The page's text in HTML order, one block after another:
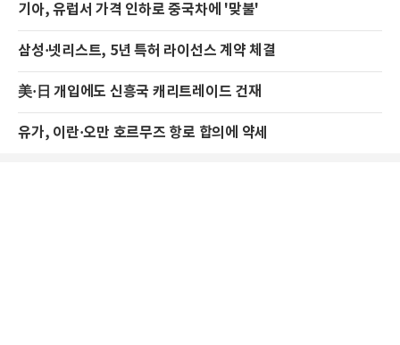
기아, 유럽서 가격 인하로 중국차에 '맞불'
삼성·넷리스트, 5년 특허 라이선스 계약 체결
美·日 개입에도 신흥국 캐리트레이드 건재
유가, 이란·오만 호르무즈 항로 합의에 약세